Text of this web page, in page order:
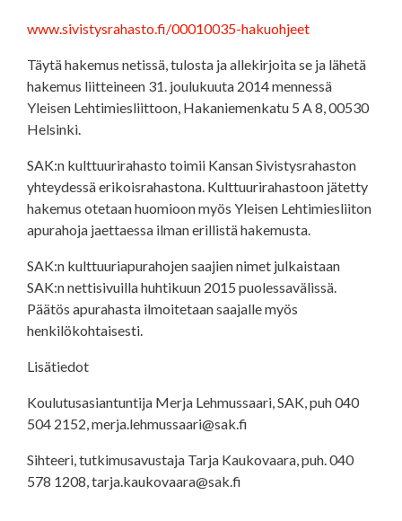
www.sivistysrahasto.fi/00010035-hakuohjeet
Täytä hakemus netissä, tulosta ja allekirjoita se ja lähetä
hakemus liitteineen 31. joulukuuta 2014 mennessä
Yleisen Lehtimiesliittoon, Hakaniemenkatu 5 A 8, 00530
Helsinki.
SAK:n kulttuurirahasto toimii Kansan Sivistysrahaston
yhteydessä erikoisrahastona. Kulttuurirahastoon jätetty
hakemus otetaan huomioon myös Yleisen Lehtimiesliiton
apurahoja jaettaessa ilman erillistä hakemusta.
SAK:n kulttuuriapurahojen saajien nimet julkaistaan
SAK:n nettisivuilla huhtikuun 2015 puolessavälissä.
Päätös apurahasta ilmoitetaan saajalle myös
henkilökohtaisesti.
Lisätiedot
Koulutusasiantuntija Merja Lehmussaari, SAK, puh 040
504 2152, merja.lehmussaari@sak.fi
Sihteeri, tutkimusavustaja Tarja Kaukovaara, puh. 040
578 1208, tarja.kaukovaara@sak.fi